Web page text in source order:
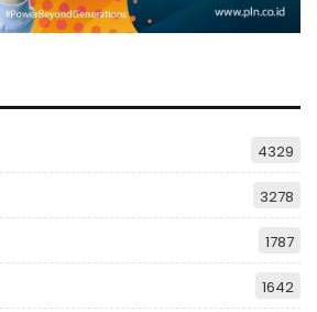
4329
3278
1787
1642